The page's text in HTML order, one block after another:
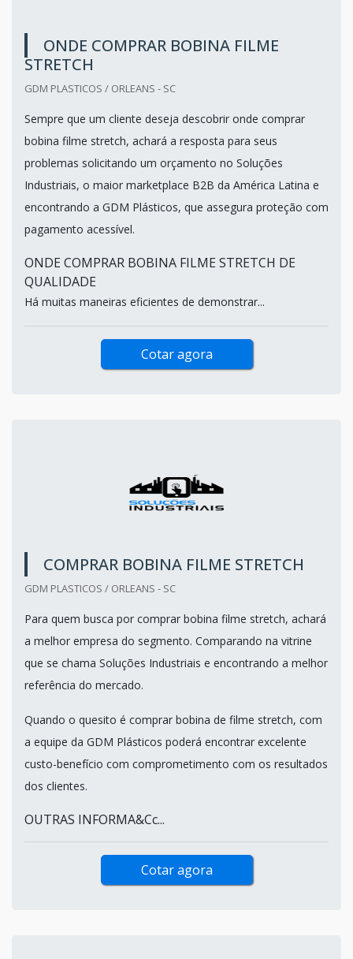
ONDE COMPRAR BOBINA FILME
STRETCH
GDM PLASTICOS / ORLEANS - SC
Sempre que um cliente deseja descobrir onde comprar
bobina filme stretch, achará a resposta para seus
problemas solicitando um orçamento no Soluções
Industriais, o maior marketplace B2B da América Latina e
encontrando a GDM Plásticos, que assegura proteção com
pagamento acessível.
ONDE COMPRAR BOBINA FILME STRETCH DE
QUALIDADE
Há muitas maneiras eficientes de demonstrar...
Cotar agora
COMPRAR BOBINA FILME STRETCH
GDM PLASTICOS / ORLEANS - SC
Para quem busca por comprar bobina filme stretch, achará
a melhor empresa do segmento. Comparando na vitrine
que se chama Soluções Industriais e encontrando a melhor
referência do mercado.
Quando o quesito é comprar bobina de filme stretch, com
a equipe da GDM Plásticos poderá encontrar excelente
custo-benefício com comprometimento com os resultados
dos clientes.
OUTRAS INFORMA&Cc...
Cotar agora